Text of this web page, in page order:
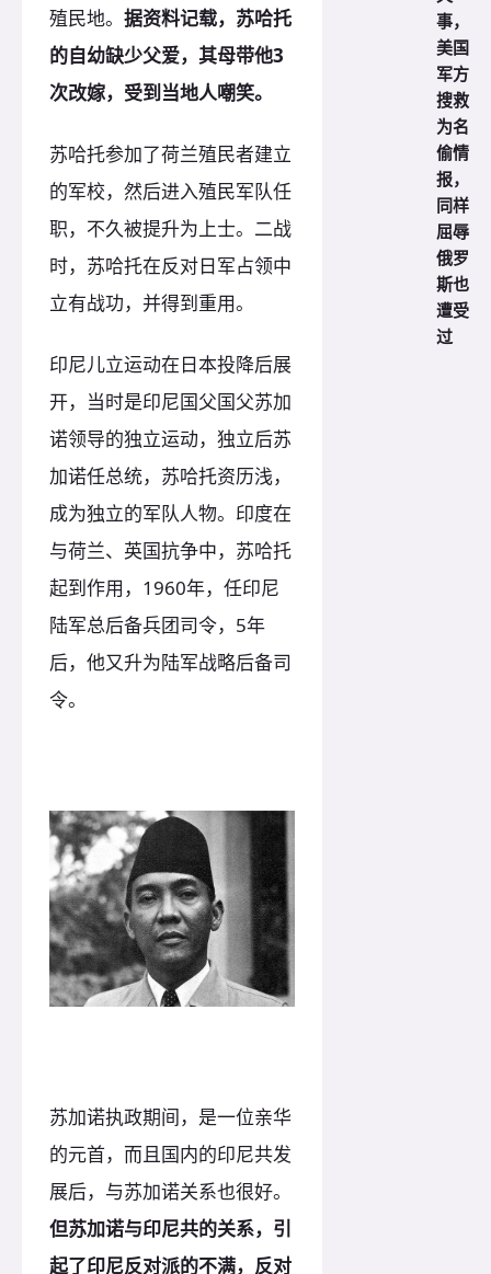
殖民地。 据资料记载，苏哈托
的自幼缺少父爱，其母带他3
次改嫁，受到当地人嘲笑。
苏哈托参加了荷兰殖民者建立
的军校，然后进入殖民军队任
职，不久被提升为上士。二战
时，苏哈托在反对日军占领中
立有战功，并得到重用。
印尼儿立运动在日本投降后展
开，当时是印尼国父国父苏加
诺领导的独立运动，独立后苏
加诺任总统，苏哈托资历浅，
成为独立的军队人物。印度在
与荷兰、英国抗争中，苏哈托
起到作用，1960年，任印尼
陆军总后备兵团司令，5年
后，他又升为陆军战略后备司
令。
苏加诺执政期间，是一位亲华
的元首，而且国内的印尼共发
展后，与苏加诺关系也很好。
但苏加诺与印尼共的关系，引
起了印尼反对派的不满，反对
事，
美国
军方
搜救
为名
偷情
报，
同样
屈辱
俄罗
斯也
遭受
过